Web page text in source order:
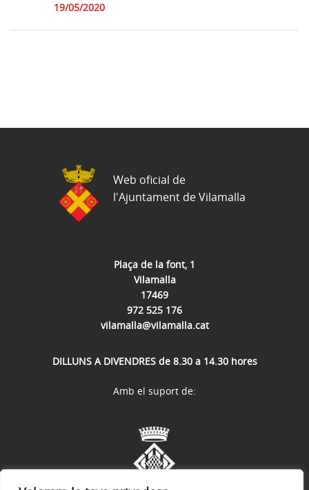
19/05/2020
Plaça de la font, 1
Vilamalla
17469
972 525 176
vilamalla@vilamalla.cat
DILLUNS A DIVENDRES de 8.30 a 14.30 hores
Web oficial de
l'Ajuntament de Vilamalla
Amb el suport de: